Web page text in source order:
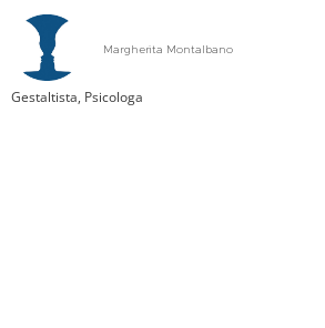
Margherita Montalbano
Gestaltista, Psicologa